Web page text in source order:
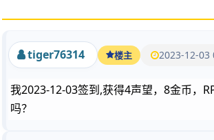
tiger76314 楼主 2023-12-03
我2023-12-03签到,获得4声望，8金币，
吗？